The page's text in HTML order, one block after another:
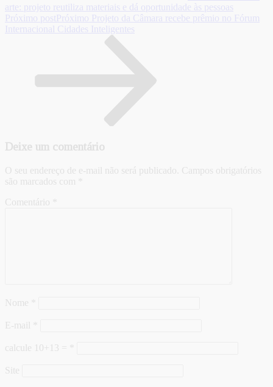
arte: projeto reutiliza materiais e dá oportunidade às pessoas
Próximo post Próximo Projeto da Câmara recebe prêmio no Fórum
Internacional Cidades Inteligentes
Deixe um comentário
O seu endereço de e-mail não será publicado. Campos obrigatórios
são marcados com
Comentário
Nome
E-mail
calcule 10+13 =
Site